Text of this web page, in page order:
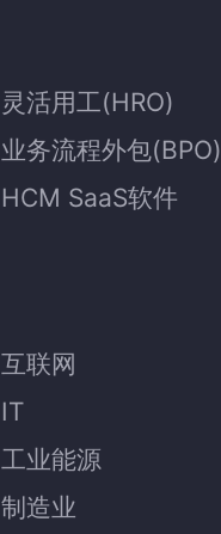
灵活用工(HRO)
业务流程外包(BPO)
HCM SaaS软件
互联网
IT
工业能源
制造业